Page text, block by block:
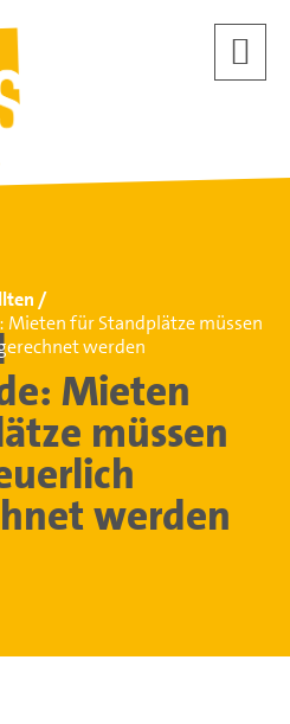
für Standplätze müssen
werden
Mieten
müssen
werden